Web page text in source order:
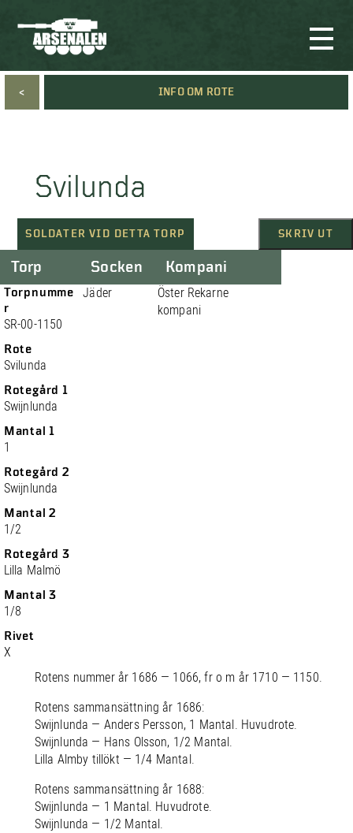
< INFO OM ROTE
Svilunda
SOLDATER VID DETTA TORP SKRIV UT
Torp
Torpnumme
r
SR-00-1150
Rote
Svilunda
Rotegård 1
Swijnlunda
Mantal 1
1
Rotegård 2
Swijnlunda
Mantal 2
1/2
Rotegård 3
Lilla Malmö
Mantal 3
1/8
Rivet
X
Socken
Jäder
Kompani
Öster Rekarne
kompani
Rotens nummer år 1686 — 1066, fr o m år 1710 — 1150.
Rotens sammansättning år 1686:
Swijnlunda — Anders Persson, 1 Mantal. Huvudrote.
Swijnlunda — Hans Olsson, 1/2 Mantal.
Lilla Almby tillökt — 1/4 Mantal.
Rotens sammansättning år 1688:
Swijnlunda — 1 Mantal. Huvudrote.
Swijnlunda — 1/2 Mantal.